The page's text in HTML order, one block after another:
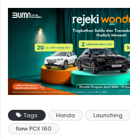
Tags Honda Launching
New PCX 160